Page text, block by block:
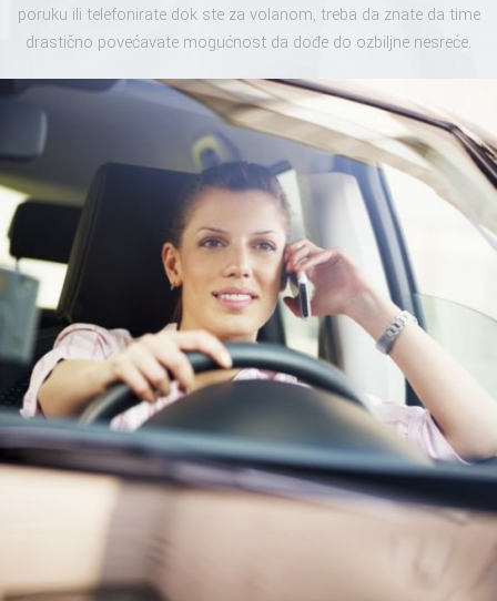
poruku ili telefonirate dok ste za volanom, treba da znate da time
drastično povećavate mogućnost da dođe do ozbiljne nesreće.